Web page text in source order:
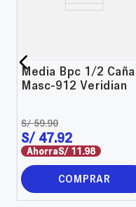
Media Bpc 1/2 Caña
Masc-912 Veridian
S/ 59.90
S/ 47.92
AhorraS/ 11.98
COMPRAR